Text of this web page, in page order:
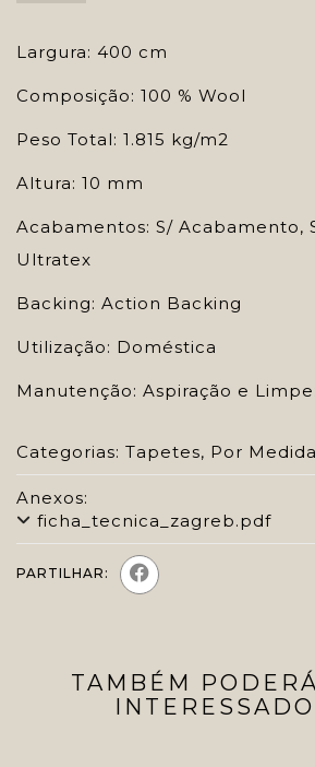
Largura: 400 cm
Composição: 100 % Wool
Peso Total: 1.815 kg/m2
Altura: 10 mm
Acabamentos: S/ Acabamento,
Ultratex
Backing: Action Backing
Utilização: Doméstica
Manutenção: Aspiração e
Categorias: Tapetes, Por Medida
Anexos:
ficha_tecnica_zagreb.pdf
PARTILHAR:
TAMBÉM